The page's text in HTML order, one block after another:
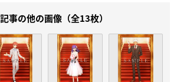
事の他の画像（全13枚）